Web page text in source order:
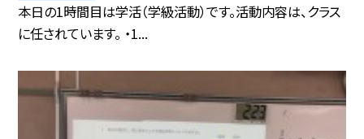
本日の1時間目は学活（学級活動）です。活動内容は、クラス
に任されています。 ・1...